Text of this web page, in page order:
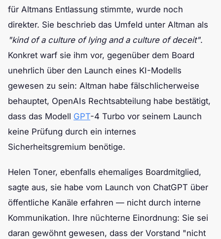
für Altmans Entlassung stimmte, wurde noch
direkter. Sie beschrieb das Umfeld unter Altman als
"kind of a culture of lying and a culture of deceit".
Konkret warf sie ihm vor, gegenüber dem Board
unehrlich über den Launch eines KI-Modells
gewesen zu sein: Altman habe fälschlicherweise
behauptet, OpenAIs Rechtsabteilung habe bestätigt,
dass das Modell GPT-4 Turbo vor seinem Launch
keine Prüfung durch ein internes
Sicherheitsgremium benötige.
Helen Toner, ebenfalls ehemaliges Boardmitglied,
sagte aus, sie habe vom Launch von ChatGPT über
öffentliche Kanäle erfahren — nicht durch interne
Kommunikation. Ihre nüchterne Einordnung: Sie sei
daran gewöhnt gewesen, dass der Vorstand "nicht